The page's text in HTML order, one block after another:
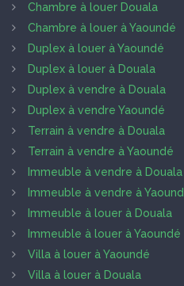
Chambre à louer Douala
Chambre à louer à Yaoundé
Duplex à louer à Yaoundé
Duplex à louer à Douala
Duplex à vendre à Douala
Duplex à vendre Yaoundé
Terrain à vendre à Douala
Terrain à vendre à Yaoundé
Immeuble à vendre à Douala
Immeuble à vendre à
Immeuble à louer à Douala
Immeuble à louer à Yaoundé
Villa à louer à Yaoundé
Villa à louer à Douala